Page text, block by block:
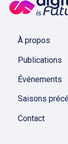
À propos
Publications
Événements
Saisons
Contact